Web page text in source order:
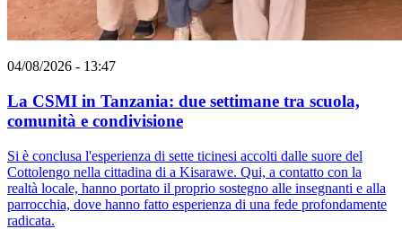
04/08/2026 - 13:47
La CSMI in Tanzania: due settimane tra scuola,
comunità e condivisione
Si è conclusa l'esperienza di sette ticinesi accolti dalle suore del
Cottolengo nella cittadina di a Kisarawe. Qui, a contatto con la
realtà locale, hanno portato il proprio sostegno alle insegnanti e alla
parrocchia, dove hanno fatto esperienza di una fede profondamente
radicata.